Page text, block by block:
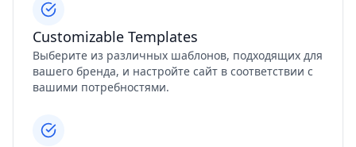
Customizable Templates
Выберите из различных шаблонов, подходящих для
вашего бренда, и настройте сайт в соответствии с
вашими потребностями.